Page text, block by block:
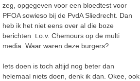
zeg, opgegeven voor een bloedtest voor
PFOA sowieso bij de PvdA Sliedrecht. Dan
heb ik het niet eens over al die boze
berichten t.o.v. Chemours op de multi
media. Waar waren deze burgers?
Iets doen is toch altijd nog beter dan
helemaal niets doen, denk ik dan. Okee, ook